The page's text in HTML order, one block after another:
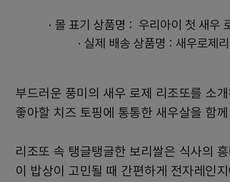
· 몰 표기 상품명 : 우리아이 첫 새우
· 실제 배송 상품명 : 새우로제
부드러운 풍미의 새우 로제 리조또를 소
좋아할 치즈 토핑에 통통한 새우살을 함
리조또 속 탱글탱글한 보리쌀은 식사의
이 밥상이 고민될 때 간편하게 전자레인